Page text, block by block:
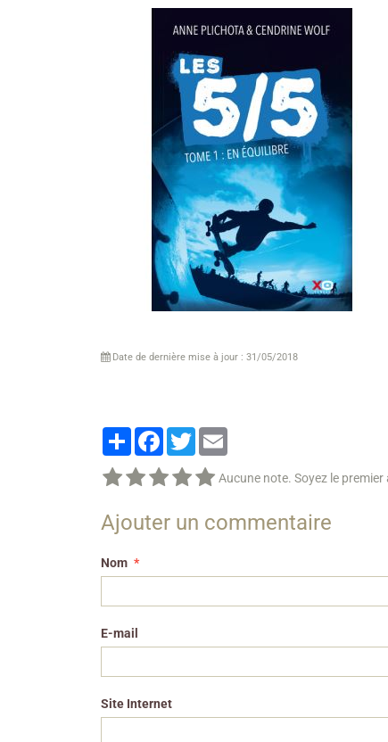
Date de dernière mise à jour : 31/05/2018
PartagerFacebook
Twitter
Aucune note. Soyez le
Ajouter un commentaire
Nom
E-mail
Site Internet